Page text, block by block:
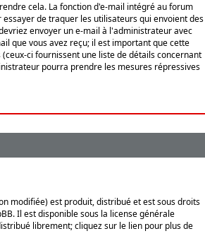
cela. La fonction d'e-mail intégré au forum
essayer de traquer les utilisateurs qui envoient des
envoyer un e-mail à l'administrateur avec
que vous avez reçu; il est important que cette
ci fournissent une liste de détails concernant
pourra prendre les mesures répressives
modifiée) est produit, distribué et est sous droits
. Il est disponible sous la license générale
librement; cliquez sur le lien pour plus de